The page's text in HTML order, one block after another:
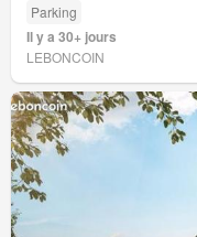
Parking
Il y a 30+ jours
LEBONCOIN